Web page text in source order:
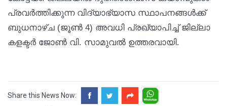
പ്രവർത്തിക്കുന്ന വിദ്യാഭ്യാസ സ്ഥാപനങ്ങൾക്ക്
ബുധനാഴ്ച (ജൂൺ 4) അവധി പ്രഖ്യാപിച്ച് ജില്ലാ
കളക്ടർ ജോൺ വി. സാമുവൽ ഉത്തരവായി.
Share this News Now: